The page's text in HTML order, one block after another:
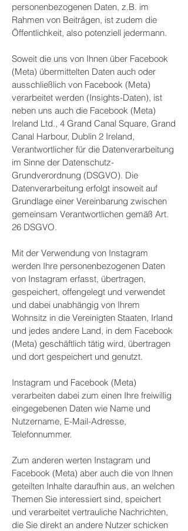
personenbezogenen Daten, z.B. im
Rahmen von Beiträgen, ist zudem die
Öffentlichkeit, also potenziell jedermann.
Soweit die uns von Ihnen über Facebook
(Meta) übermittelten Daten auch oder
ausschließlich von Facebook (Meta)
verarbeitet werden (Insights-Daten), ist
neben uns auch die Facebook (Meta)
Ireland Ltd., 4 Grand Canal Square, Grand
Canal Harbour, Dublin 2 Ireland,
Verantwortlicher für die Datenverarbeitung
im Sinne der Datenschutz-
Grundverordnung (DSGVO). Die
Datenverarbeitung erfolgt insoweit auf
Grundlage einer Vereinbarung zwischen
gemeinsam Verantwortlichen gemäß Art.
26 DSGVO.
Mit der Verwendung von Instagram
werden Ihre personenbezogenen Daten
von Instagram erfasst, übertragen,
gespeichert, offengelegt und verwendet
und dabei unabhängig von Ihrem
Wohnsitz in die Vereinigten Staaten, Irland
und jedes andere Land, in dem Facebook
(Meta) geschäftlich tätig wird, übertragen
und dort gespeichert und genutzt.
Instagram und Facebook (Meta)
verarbeiten dabei zum einen Ihre freiwillig
eingegebenen Daten wie Name und
Nutzername, E-Mail-Adresse,
Telefonnummer.
Zum anderen werten Instagram und
Facebook (Meta) aber auch die von Ihnen
geteilten Inhalte daraufhin aus, an welchen
Themen Sie interessiert sind, speichert
und verarbeitet vertrauliche Nachrichten,
die Sie direkt an andere Nutzer schicken